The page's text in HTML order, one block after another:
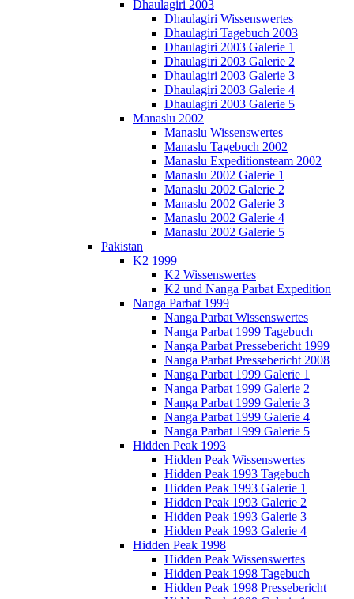
Dhaulagiri 2003
Dhaulagiri Wissenswertes
Dhaulagiri Tagebuch 2003
Dhaulagiri 2003 Galerie 1
Dhaulagiri 2003 Galerie 2
Dhaulagiri 2003 Galerie 3
Dhaulagiri 2003 Galerie 4
Dhaulagiri 2003 Galerie 5
Manaslu 2002
Manaslu Wissenswertes
Manaslu Tagebuch 2002
Manaslu Expeditionsteam 2002
Manaslu 2002 Galerie 1
Manaslu 2002 Galerie 2
Manaslu 2002 Galerie 3
Manaslu 2002 Galerie 4
Manaslu 2002 Galerie 5
Pakistan
K2 1999
K2 Wissenswertes
K2 und Nanga Parbat Expedition
Nanga Parbat 1999
Nanga Parbat Wissenswertes
Nanga Parbat 1999 Tagebuch
Nanga Parbat Pressebericht 1999
Nanga Parbat Pressebericht 2008
Nanga Parbat 1999 Galerie 1
Nanga Parbat 1999 Galerie 2
Nanga Parbat 1999 Galerie 3
Nanga Parbat 1999 Galerie 4
Nanga Parbat 1999 Galerie 5
Hidden Peak 1993
Hidden Peak Wissenswertes
Hidden Peak 1993 Tagebuch
Hidden Peak 1993 Galerie 1
Hidden Peak 1993 Galerie 2
Hidden Peak 1993 Galerie 3
Hidden Peak 1993 Galerie 4
Hidden Peak 1998
Hidden Peak Wissenswertes
Hidden Peak 1998 Tagebuch
Hidden Peak 1998 Pressebericht